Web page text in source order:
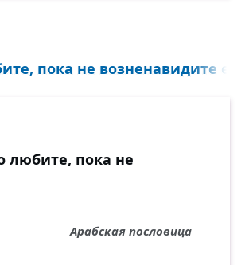
пока не возненавидите его...
любите, пока не
Арабская пословица